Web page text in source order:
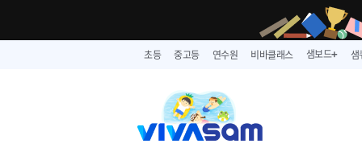
초등 중고등 연수원 비바클래스 샘보드➕